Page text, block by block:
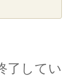
了してい